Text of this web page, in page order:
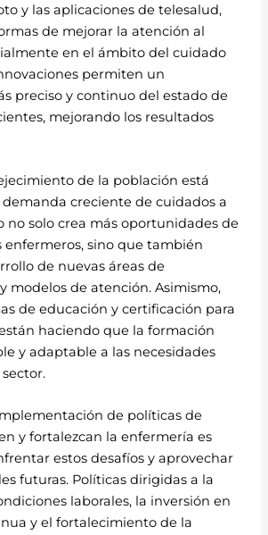
y las aplicaciones de telesalud,
de mejorar la atención al
en el ámbito del cuidado
permiten un
preciso y continuo del estado de
mejorando los resultados
de la población está
creciente de cuidados a
no solo crea más oportunidades de
enfermeros, sino que también
de nuevas áreas de
modelos de atención. Asimismo,
de educación y certificación para
haciendo que la formación
y adaptable a las necesidades
de políticas de
y fortalezcan la enfermería es
estos desafíos y aprovechar
futuras. Políticas dirigidas a la
laborales, la inversión en
y el fortalecimiento de la